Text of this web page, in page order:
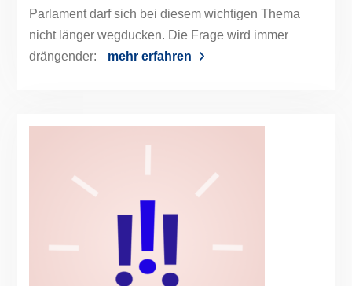
Parlament darf sich bei diesem wichtigen Thema
nicht länger wegducken. Die Frage wird immer
drängender:
mehr erfahren